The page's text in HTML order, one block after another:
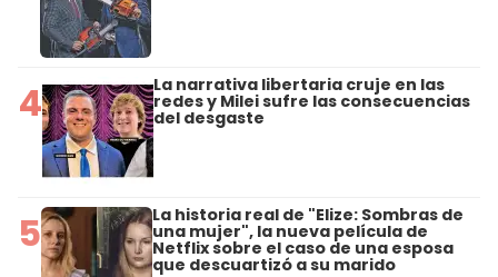
4 La narrativa libertaria cruje en las
redes y Milei sufre las consecuencias
del desgaste
5 La historia real de "Elize: Sombras de
una mujer", la nueva película de
Netflix sobre el caso de una esposa
que descuartizó a su marido